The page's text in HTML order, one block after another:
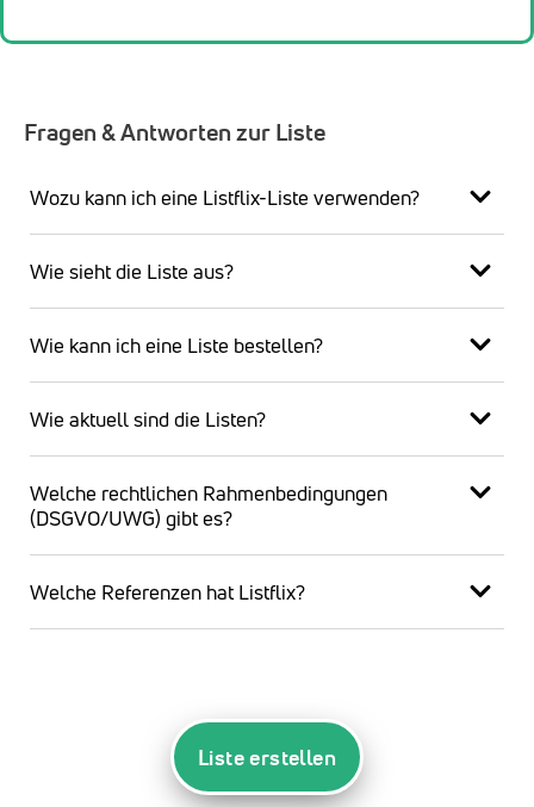
Fragen & Antworten zur Liste
Wozu kann ich eine Listflix-Liste verwenden?
Wie sieht die Liste aus?
Wie kann ich eine Liste bestellen?
Wie aktuell sind die Listen?
Welche rechtlichen Rahmenbedingungen
(DSGVO/UWG) gibt es?
Welche Referenzen hat Listflix?
Liste erstellen